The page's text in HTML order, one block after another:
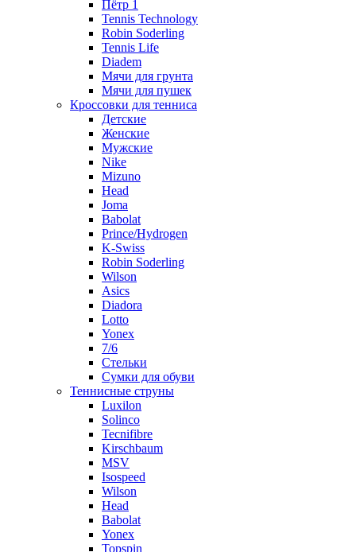
Пётр 1
Tennis Technology
Robin Soderling
Tennis Life
Diadem
Мячи для грунта
Мячи для пушек
Кроссовки для тенниса
Детские
Женские
Мужские
Nike
Mizuno
Head
Joma
Babolat
Prince/Hydrogen
K-Swiss
Robin Soderling
Wilson
Asics
Diadora
Lotto
Yonex
7/6
Стельки
Сумки для обуви
Теннисные струны
Luxilon
Solinco
Tecnifibre
Kirschbaum
MSV
Isospeed
Wilson
Head
Babolat
Yonex
Topspin